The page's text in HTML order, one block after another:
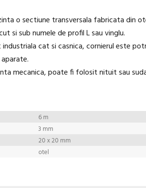
o sectiune transversala fabricata din
si sub numele de profil L sau vinglu.
cat si casnica, cornierul este
mecanica, poate fi folosit nituit sau
6 m
3 mm
20 x 20 mm
otel